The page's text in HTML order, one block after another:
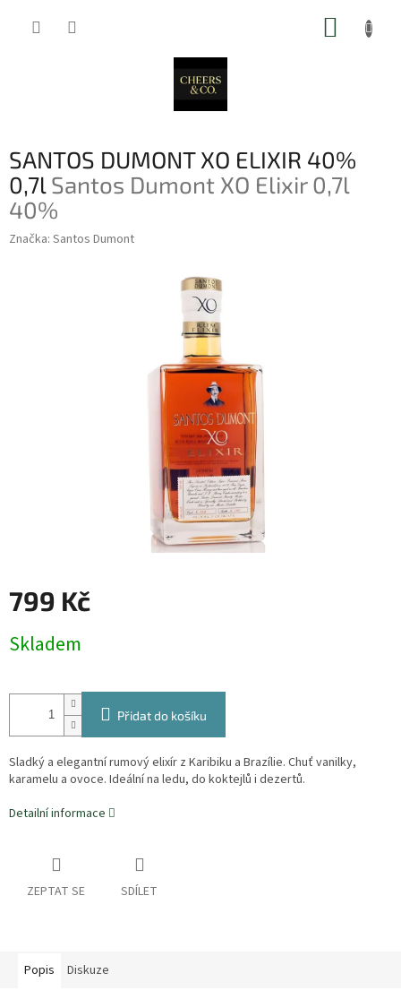
SANTOS DUMONT XO ELIXIR 40%
0,7lSantos Dumont XO Elixir 0,7l
40%
Značka: Santos Dumont
799 Kč
cena:
Skladem
Přidat do košíku
Sladký a elegantní rumový elixír z Karibiku a Brazílie. Chuť vanilky,
karamelu a ovoce. Ideální na ledu, do koktejlů i dezertů.
Detailní informace
ZEPTAT SE SDÍLET
Popis Diskuze